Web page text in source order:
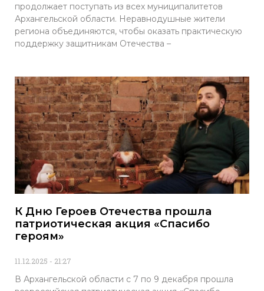
продолжает поступать из всех муниципалитетов
Архангельской области. Неравнодушные жители
региона объединяются, чтобы оказать практическую
поддержку защитникам Отечества –
К Дню Героев Отечества прошла
патриотическая акция «Спасибо
героям»
11.12.2025 21:27
В Архангельской области с 7 по 9 декабря прошла